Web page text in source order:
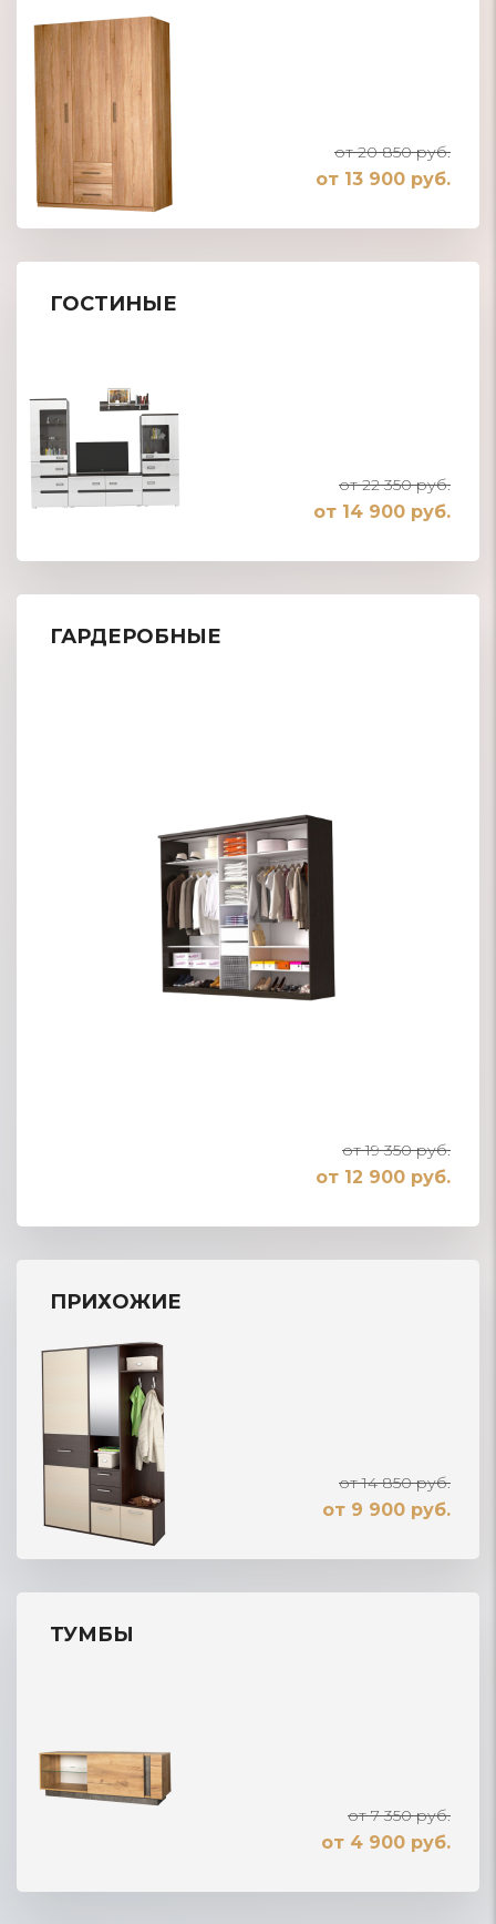
от 20 850 руб.
от 13 900 руб.
ГОСТИНЫЕ
от 22 350 руб.
от 14 900 руб.
ГАРДЕРОБНЫЕ
от 19 350 руб.
от 12 900 руб.
ПРИХОЖИЕ
от 14 850 руб.
от 9 900 руб.
ТУМБЫ
от 7 350 руб.
от 4 900 руб.